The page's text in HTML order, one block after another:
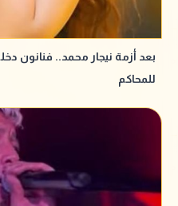
بعد أزمة نيجار محمد.. فنانون
للمحاكم